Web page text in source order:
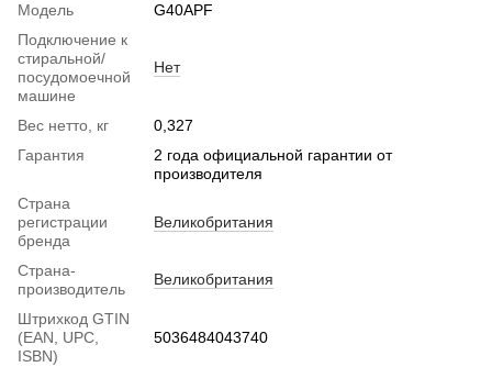
Модель
G40APF
Подключение к
стиральной/
посудомоечной
машине
Нет
Вес нетто, кг
0,327
Гарантия
2 года официальной гарантии от
производителя
Страна
регистрации
бренда
Великобритания
Страна-
производитель
Великобритания
Штрихкод GTIN
(EAN, UPC,
ISBN)
5036484043740